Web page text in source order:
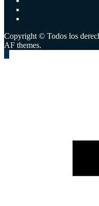
Copyright © Todos los
AF themes.